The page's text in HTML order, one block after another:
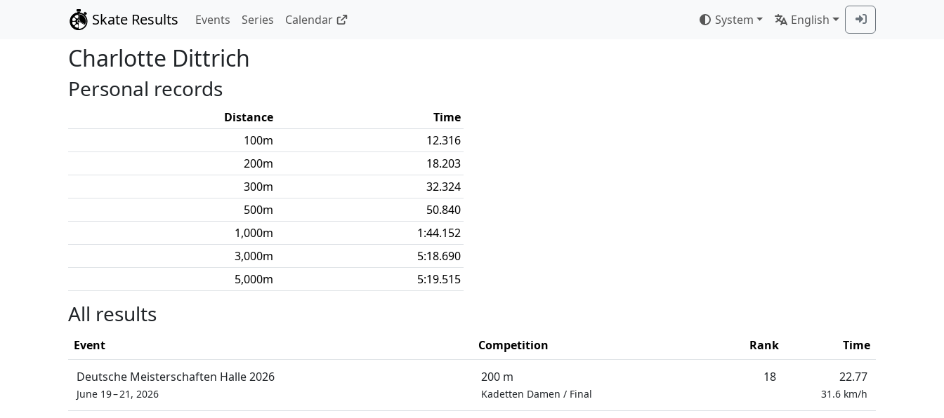
Skate Results Events Series Calendar System English
Charlotte Dittrich
Personal records
Distance
Time
100m
12.316
200m
18.203
300m
32.324
500m
50.840
1,000m
1:44.152
3,000m
5:18.690
5,000m 5:19.515
All results
Event Competition Rank Time
Deutsche Meisterschaften Halle 2026
June 19 – 21, 2026
200 m
Kadetten Damen / Final
18 22.77
31.6 km/h